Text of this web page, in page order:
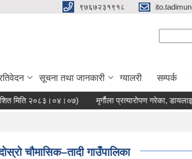
९७६७२३१९१८
सूचना तथा जानकारी ग्यालरी सम्पर्क
मिति २०८३।०४।०७) मृर्गौला प्रत्यारोपण गरेका,
चौमासिक–तादी गाउँपालिका